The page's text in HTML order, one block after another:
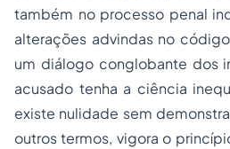
também no processo penal
alterações advindas no
um diálogo conglobante dos
acusado tenha a ciência
existe nulidade sem
outros termos, vigora o